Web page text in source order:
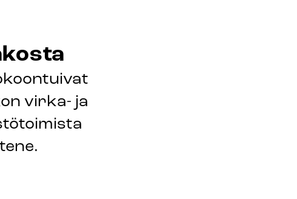
virka- ja